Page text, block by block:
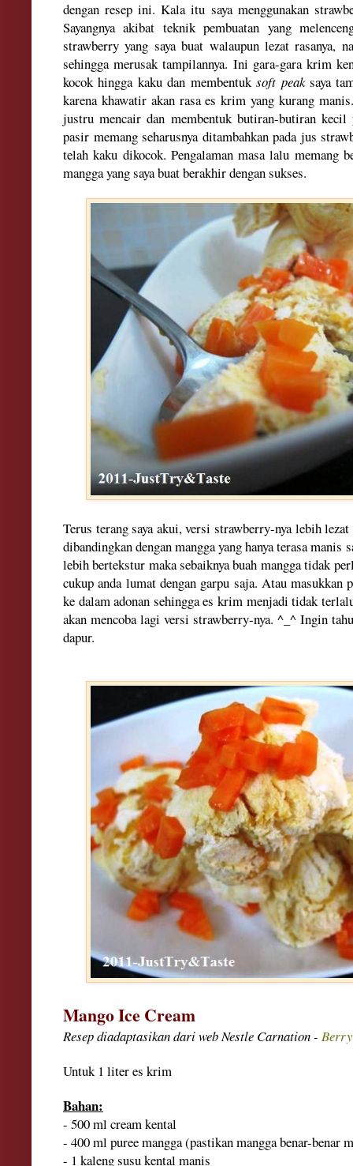
dengan resep ini. Kala itu saya menggunakan
Sayangnya akibat teknik pembuatan yang
strawberry yang saya buat walaupun lezat rasanya,
sehingga merusak tampilannya. Ini gara-gara krim
kocok hingga kaku dan membentuksoft peak saya
karena khawatir akan rasa es krim yang kurang
justru mencair dan membentuk butiran-butiran kecil
pasir memang seharusnya ditambahkan pada jus
telah kaku dikocok. Pengalaman masa lalu memang
mangga yang saya buat berakhir dengan sukses.
Terus terang saya akui, versi strawberry-nya lebih lezat
dibandingkan dengan mangga yang hanya terasa
lebih bertekstur maka sebaiknya buah mangga tidak
cukup anda lumat dengan garpu saja. Atau masukkan
ke dalam adonan sehingga es krim menjadi tidak
akan mencoba lagi versi strawberry-nya. ^_^ Ingin
dapur.
Mango Ice Cream
Resep diadaptasikan dari web Nestle Carnation -
Untuk 1 liter es krim
Bahan:
- 500 ml cream kental
- 400 ml puree mangga (pastikan mangga benar-benar
- 1 kaleng susu kental manis